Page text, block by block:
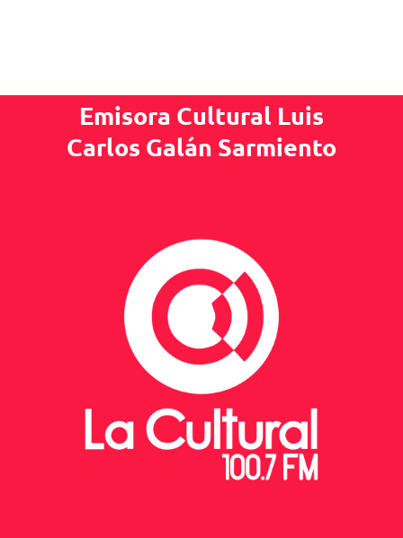
Emisora Cultural Luis
Carlos Galán Sarmiento